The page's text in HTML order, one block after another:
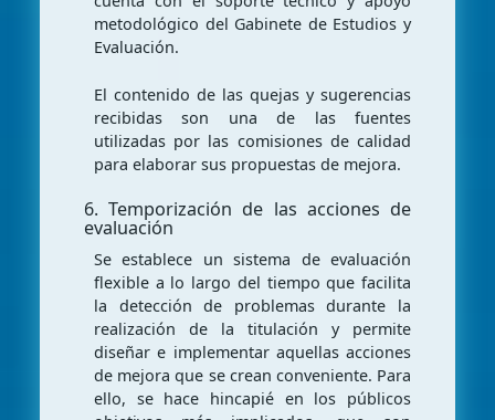
metodológico del Gabinete de Estudios y
Evaluación.
El contenido de las quejas y sugerencias
recibidas son una de las fuentes
utilizadas por las comisiones de calidad
para elaborar sus propuestas de mejora.
6. Temporización de las acciones de
evaluación
Se establece un sistema de evaluación
flexible a lo largo del tiempo que facilita
la detección de problemas durante la
realización de la titulación y permite
diseñar e implementar aquellas acciones
de mejora que se crean conveniente. Para
ello, se hace hincapié en los públicos